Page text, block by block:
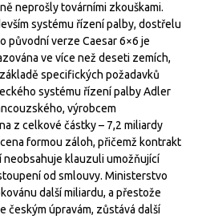
neprošly továrními zkouškami.
systému řízení palby, dostřelu
původní verze Caesar 6×6 je
ve více než deseti zemích,
specifických požadavků
systému řízení palby Adler
výrobcem
z celkové částky – 7,2 miliardy
formou záloh, přičemž kontrakt
klauzuli umožňující
od smlouvy. Ministerstvo
další miliardu, a přestože
českým úpravám, zůstává další